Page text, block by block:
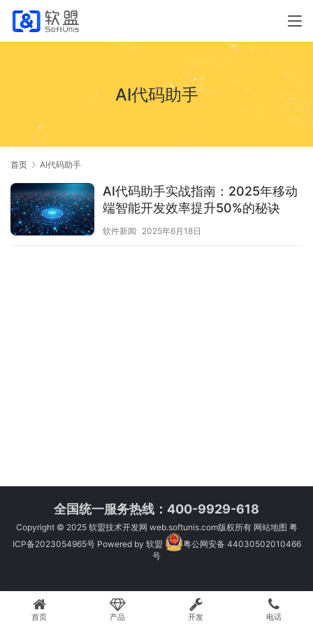
AI代码助手
首页 AI代码助手
AI代码助手实战指南：2025年移动
端智能开发效率提升50%的秘诀
软件新闻 2025年6月18日
全国统一服务热线：400-9929-618
Copyright © 2025 软盟技术开发网 web.softunis.com版权所有 网站地图 粤
ICP备2023054965号Powered by 软盟
粤公网安备 44030502010466
号
首页 产品 开发 电话